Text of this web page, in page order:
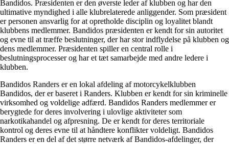
Bandidos. Præsidenten er den øverste leder af klubben og har den
ultimative myndighed i alle klubrelaterede anliggender. Som præsident
er personen ansvarlig for at opretholde disciplin og loyalitet blandt
klubbens medlemmer. Bandidos præsidenten er kendt for sin autoritet
og evne til at træffe beslutninger, der har stor indflydelse på klubben og
dens medlemmer. Præsidenten spiller en central rolle i
beslutningsprocesser og har et tæt samarbejde med andre ledere i
klubben.
Bandidos Randers er en lokal afdeling af motorcykelklubben
Bandidos, der er baseret i Randers. Klubben er kendt for sin kriminelle
virksomhed og voldelige adfærd. Bandidos Randers medlemmer er
berygtede for deres involvering i ulovlige aktiviteter som
narkotikahandel og afpresning. De er kendt for deres territoriale
kontrol og deres evne til at håndtere konflikter voldeligt. Bandidos
Randers er en del af det større netværk af Bandidos-afdelinger, der